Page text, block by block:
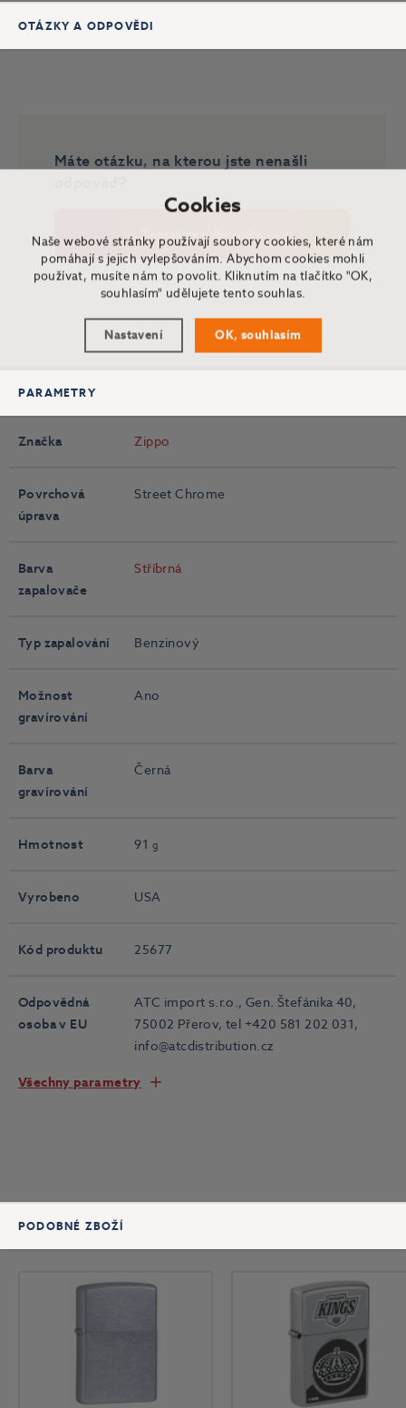
OTÁZKY A ODPOVĚDI
Máte otázku, na kterou jste nenašli
Zeptat se odborníka
PARAMETRY
Značka Zippo
Povrchová
úprava
Street Chrome
Barva
zapalovače
Stříbrná
Typ zapalování Benzinový
Možnost
gravírování
Ano
Barva
gravírování
Černá
Hmotnost 91 g
Vyrobeno USA
Kód produktu 25677
Odpovědná
osoba v EU
ATC import s.r.o., Gen. Štefánika 40,
75002 Přerov, tel +420 581 202 031,
info@atcdistribution.cz
Všechny parametry
PODOBNÉ ZBOŽÍ
Cookies
Naše webové stránky používají soubory cookies, které nám
pomáhají s jejich vylepšováním. Abychom cookies mohli
používat, musíte nám to povolit. Kliknutím na tlačítko "OK,
souhlasím" udělujete tento souhlas.
Nastavení OK, souhlasím